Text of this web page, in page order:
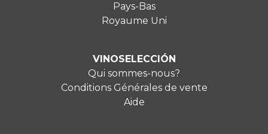
Pays-Bas
Royaume Uni
VINOSELECCIÓN
Qui sommes-nous?
Conditions Générales de vente
Aide